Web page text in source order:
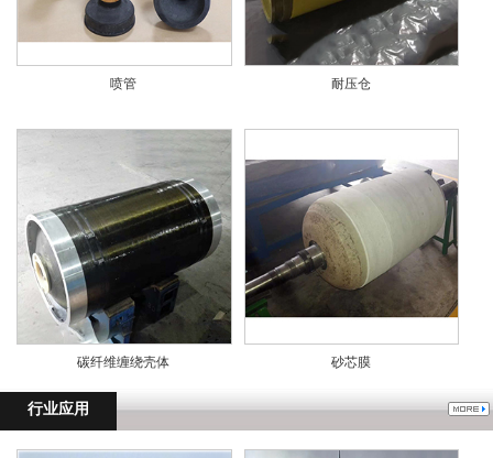
喷管 耐压仓
碳纤维缠绕壳体 砂芯膜
行业应用